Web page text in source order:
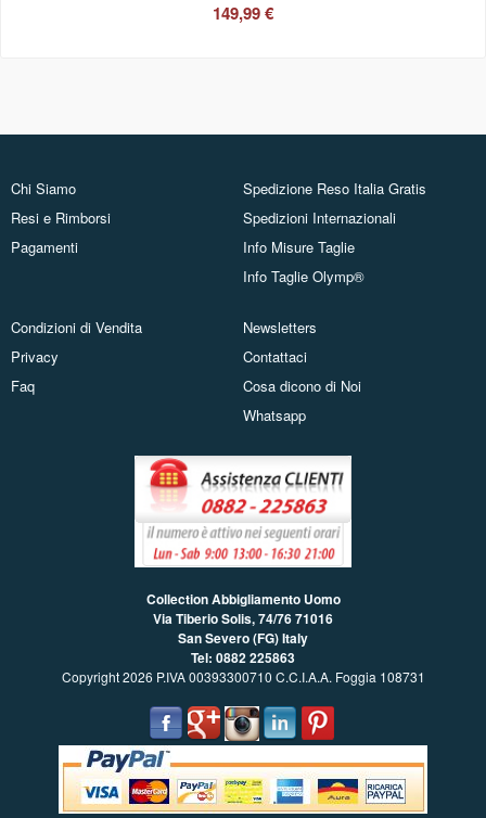
149,99 €
Chi Siamo
Resi e Rimborsi
Pagamenti
Spedizione Reso Italia Gratis
Spedizioni Internazionali
Info Misure Taglie
Info Taglie Olymp®
Condizioni di Vendita
Privacy
Faq
Newsletters
Contattaci
Cosa dicono di Noi
Whatsapp
Collection Abbigliamento Uomo
Via Tiberio Solis, 74/7671016
San Severo (FG) Italy
Tel: 0882 225863
Copyright 2026 P.IVA 00393300710 C.C.I.A.A. Foggia 108731